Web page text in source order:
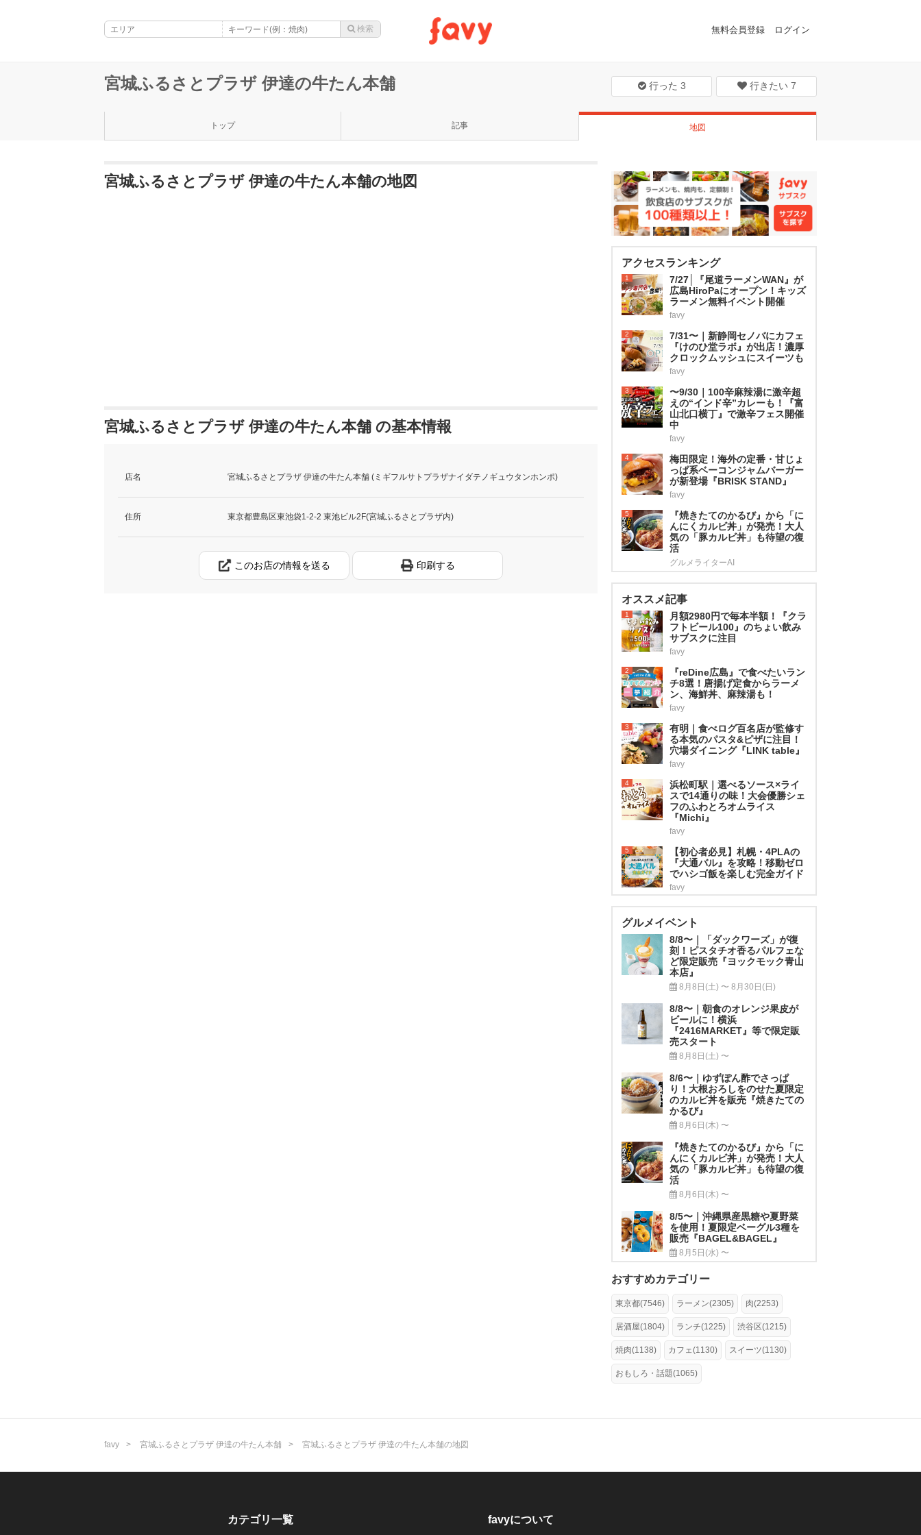
無料会員登録 ログイン
宮城ふるさとプラザ 伊達の牛たん本舗 行った 3 行きたい 7
トップ 記事 地図
宮城ふるさとプラザ 伊達の牛たん本舗の地図
宮城ふるさとプラザ 伊達の牛たん本舗 の基本情報
店名 宮城ふるさとプラザ 伊達の牛たん本舗 (ミギフルサトプラザナイダテノギュウタンホンポ)
住所 東京都豊島区東池袋1-2-2 東池ビル2F(宮城ふるさとプラザ内)
このお店の情報を送る 印刷する
アクセスランキング
1
7/27│『尾道ラーメンWAN』が
広島HiroPaにオープン！キッズ
ラーメン無料イベント開催
favy
2
7/31〜｜新静岡セノバにカフェ
『けのひ堂ラボ』が出店！濃厚
クロックムッシュにスイーツも
favy
3
〜9/30｜100辛麻辣湯に激辛超
えの“インド辛”カレーも！『富
山北口横丁』で激辛フェス開催
中
favy
4
梅田限定！海外の定番・甘じょ
っぱ系ベーコンジャムバーガー
が新登場『BRISK STAND』
favy
5
『焼きたてのかるび』から「に
んにくカルビ丼」が発売！大人
気の「豚カルビ丼」も待望の復
活
グルメライターAI
オススメ記事
1
月額2980円で毎本半額！『クラ
フトビール100』のちょい飲み
サブスクに注目
favy
2
『reDine広島』で食べたいラン
チ8選！唐揚げ定食からラーメ
ン、海鮮丼、麻辣湯も！
favy
3
有明｜食べログ百名店が監修す
る本気のパスタ&ピザに注目！
穴場ダイニング『LINK table』
favy
4
浜松町駅｜選べるソース×ライ
スで14通りの味！大会優勝シェ
フのふわとろオムライス
『Michi』
favy
5
【初心者必見】札幌・4PLAの
『大通バル』を攻略！移動ゼロ
でハシゴ飯を楽しむ完全ガイド
favy
グルメイベント
8/8〜｜「ダックワーズ」が復
刻！ピスタチオ香るパルフェな
ど限定販売『ヨックモック青山
本店』
8月8日(土) 〜 8月30日(日)
8/8〜｜朝食のオレンジ果皮が
ビールに！横浜
『2416MARKET』等で限定販
売スタート
8月8日(土) 〜
8/6〜｜ゆずぽん酢でさっぱ
り！大根おろしをのせた夏限定
のカルビ丼を販売『焼きたての
かるび』
8月6日(木) 〜
『焼きたてのかるび』から「に
んにくカルビ丼」が発売！大人
気の「豚カルビ丼」も待望の復
活
8月6日(木) 〜
8/5〜｜沖縄県産黒糖や夏野菜
を使用！夏限定ベーグル3種を
販売『BAGEL&BAGEL』
8月5日(水) 〜
おすすめカテゴリー
東京都(7546) ラーメン(2305) 肉(2253)
居酒屋(1804) ランチ(1225) 渋谷区(1215)
焼肉(1138) カフェ(1130) スイーツ(1130)
おもしろ・話題(1065)
favy 宮城ふるさとプラザ 伊達の牛たん本舗 宮城ふるさとプラザ 伊達の牛たん本舗の地図
カテゴリ一覧 favyについて